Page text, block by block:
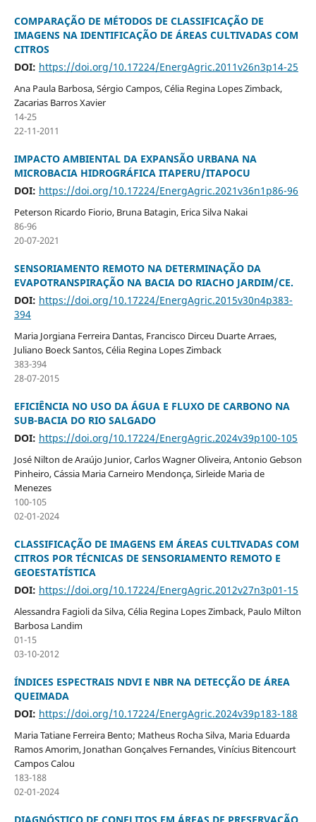
COMPARAÇÃO DE MÉTODOS DE CLASSIFICAÇÃO DE
IMAGENS NA IDENTIFICAÇÃO DE ÁREAS CULTIVADAS COM
CITROS
DOI: https://doi.org/10.17224/EnergAgric.2011v26n3p14-25
Ana Paula Barbosa, Sérgio Campos, Célia Regina Lopes Zimback,
Zacarias Barros Xavier
14-25
22-11-2011
IMPACTO AMBIENTAL DA EXPANSÃO URBANA NA
MICROBACIA HIDROGRÁFICA ITAPERU/ITAPOCU
DOI: https://doi.org/10.17224/EnergAgric.2021v36n1p86-96
Peterson Ricardo Fiorio, Bruna Batagin, Erica Silva Nakai
86-96
20-07-2021
SENSORIAMENTO REMOTO NA DETERMINAÇÃO DA
EVAPOTRANSPIRAÇÃO NA BACIA DO RIACHO JARDIM/CE.
DOI: https://doi.org/10.17224/EnergAgric.2015v30n4p383-
394
Maria Jorgiana Ferreira Dantas, Francisco Dirceu Duarte Arraes,
Juliano Boeck Santos, Célia Regina Lopes Zimback
383-394
28-07-2015
EFICIÊNCIA NO USO DA ÁGUA E FLUXO DE CARBONO NA
SUB-BACIA DO RIO SALGADO
DOI: https://doi.org/10.17224/EnergAgric.2024v39p100-105
José Nilton de Araújo Junior, Carlos Wagner Oliveira, Antonio Gebson
Pinheiro, Cássia Maria Carneiro Mendonça, Sirleide Maria de
Menezes
100-105
02-01-2024
CLASSIFICAÇÃO DE IMAGENS EM ÁREAS CULTIVADAS COM
CITROS POR TÉCNICAS DE SENSORIAMENTO REMOTO E
GEOESTATÍSTICA
DOI: https://doi.org/10.17224/EnergAgric.2012v27n3p01-15
Alessandra Fagioli da Silva, Célia Regina Lopes Zimback, Paulo Milton
Barbosa Landim
01-15
03-10-2012
ÍNDICES ESPECTRAIS NDVI E NBR NA DETECÇÃO DE ÁREA
QUEIMADA
DOI: https://doi.org/10.17224/EnergAgric.2024v39p183-188
Maria Tatiane Ferreira Bento; Matheus Rocha Silva, Maria Eduarda
Ramos Amorim, Jonathan Gonçalves Fernandes, Vinícius Bitencourt
Campos Calou
183-188
02-01-2024